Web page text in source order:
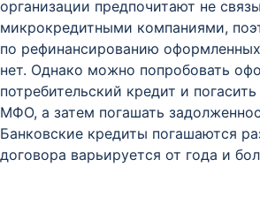
организации предпочитают не
микрокредитными компаниями,
по рефинансированию
нет. Однако можно попробовать
потребительский кредит и
МФО, а затем погашать
Банковские кредиты погашаются
договора варьируется от года и